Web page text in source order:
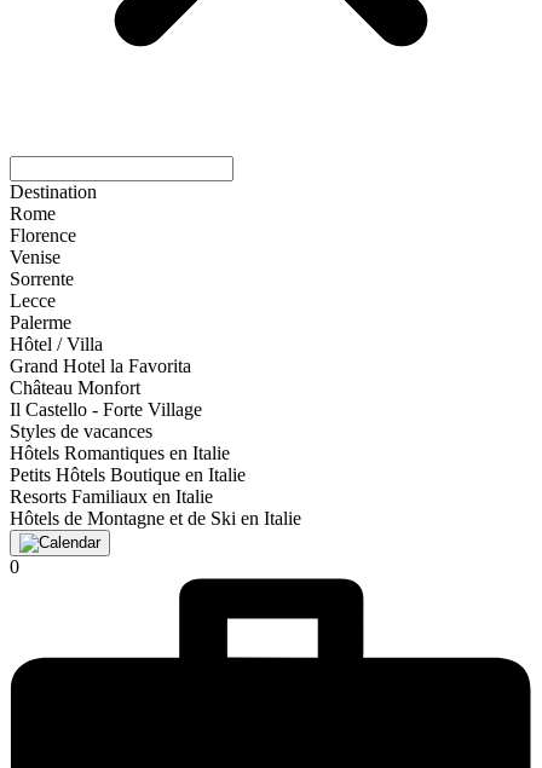
Destination
Rome
Florence
Venise
Sorrente
Lecce
Palerme
Hôtel / Villa
Grand Hotel la Favorita
Château Monfort
Il Castello - Forte Village
Styles de vacances
Hôtels Romantiques en Italie
Petits Hôtels Boutique en Italie
Resorts Familiaux en Italie
Hôtels de Montagne et de Ski en Italie
0